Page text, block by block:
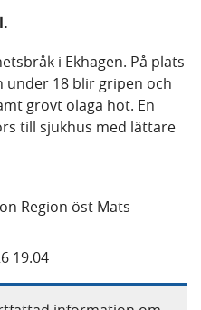
i Ekhagen. På plats
under 18 blir gripen och
grovt olaga hot. En
till sjukhus med lättare
Region öst Mats
19.04